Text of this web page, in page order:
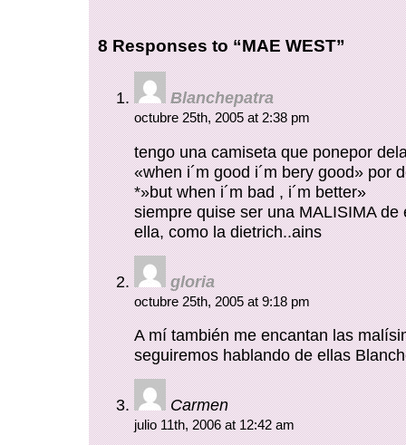
8 Responses to “MAE WEST”
Blanchepatra
octubre 25th, 2005 at 2:38 pm
tengo una camiseta que ponepor
«when i´m good i´m bery good» por
*»but when i´m bad , i´m better»
siempre quise ser una MALISIMA de
ella, como la dietrich..ains
gloria
octubre 25th, 2005 at 9:18 pm
A mí también me encantan las
seguiremos hablando de ellas
Carmen
julio 11th, 2006 at 12:42 am